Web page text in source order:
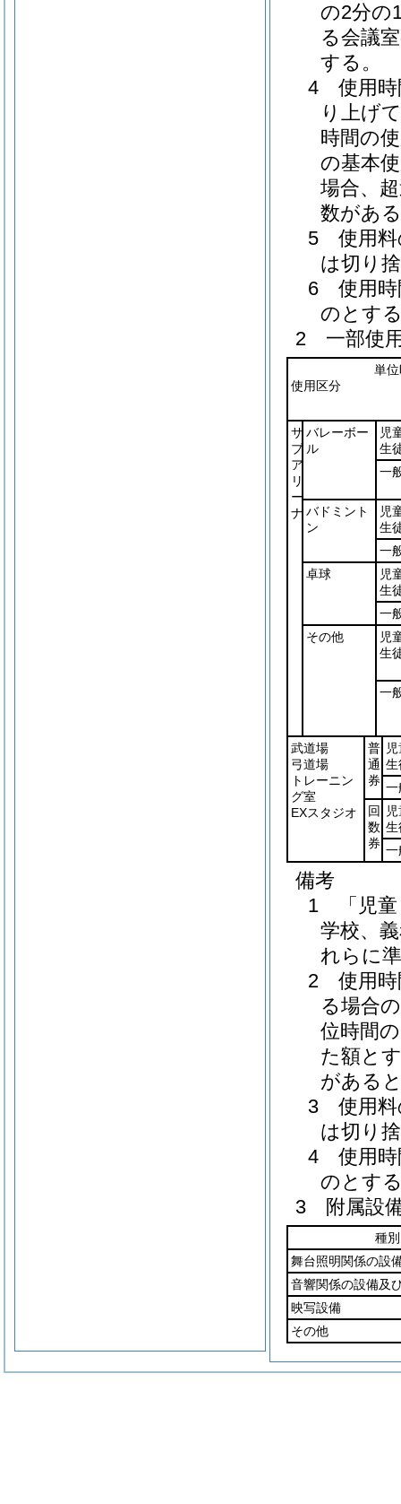
の2分の
る会議
する。
4 使用時
り上げ
時間の
の基本
場合、
数があ
5 使用料
は切り
6 使用時
のとす
2 一部使
単
使用区分
サ
ブ
ア
リ
ー
ナ
バレーボー
ル
児
生
一
バドミント
ン
児
生
一
卓球
児
生
一
その他
児
生
一
武道場
弓道場
トレーニン
グ室
EXスタジオ
普
通
券
生
一
回
数
券
生
一
備考
1 「児童
学校、
れらに
2 使用時
る場合
位時間
た額と
がある
3 使用料
は切り
4 使用時
のとす
3 附属設
種別
舞台照明関係の設
音響関係の設備及
映写設備
その他